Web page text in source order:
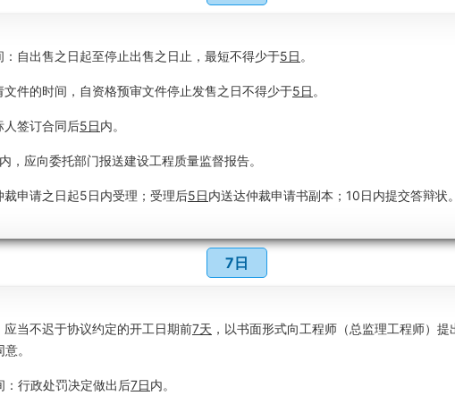
自出售之日起至停止出售之日止，最短不得少于5日 。
件的时间，自资格预审文件停止发售之日不得少于5日 。
人签订合同后5日内。
内，应向委托部门报送建设工程质量监督报告。
申请之日起5日内受理；受理后5日内送达仲裁申请书副本；10日内提交答辩状。
7日
当不迟于协议约定的开工日期前7天 ，以书面形式向工程师（总监理工程师）
。
行政处罚决定做出后7日内。